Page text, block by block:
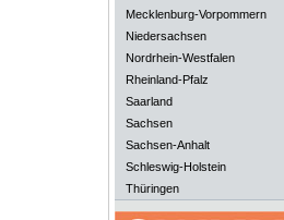
Mecklenburg-Vorpommern
Niedersachsen
Nordrhein-Westfalen
Rheinland-Pfalz
Saarland
Sachsen
Sachsen-Anhalt
Schleswig-Holstein
Thüringen